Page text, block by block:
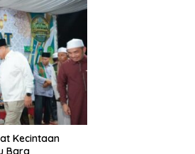
Jumat Berkah Polsek Lima
Puluh, Kapolsek Salomo Sagala
Salurkan Sembako kepada 50
Kecintaan
Bara